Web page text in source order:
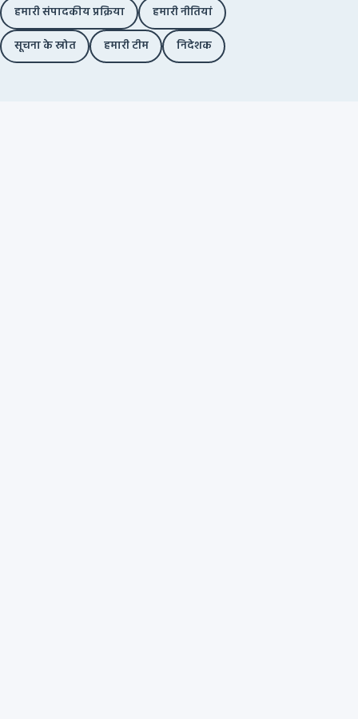
हमारी संपादकीय प्रक्रिया
हमारी नीतियां
सूचना के स्रोत
हमारी टीम निदेशक